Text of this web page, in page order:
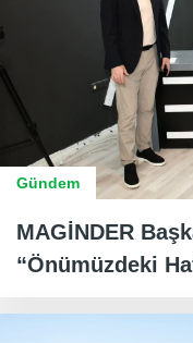
Gündem
MAGİNDER
“Önümüzdeki